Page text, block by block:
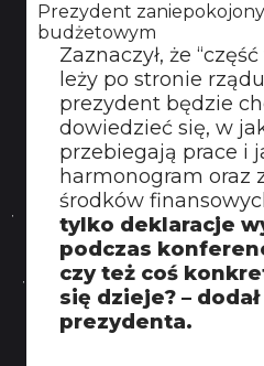
Prezydent
budżetowym
Zaznaczył, że
leży po stronie
prezydent będzie
dowiedzieć się, w
przebiegają prace i
harmonogram oraz
środków
tylko deklaracje
podczas
czy też coś
się dzieje? –
prezydenta.